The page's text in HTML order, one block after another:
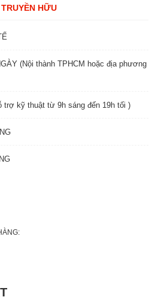
HỮU
(Nội thành TPHCM hoặc địa phương
trợ kỹ thuật từ 9h sáng đến 19h tối )